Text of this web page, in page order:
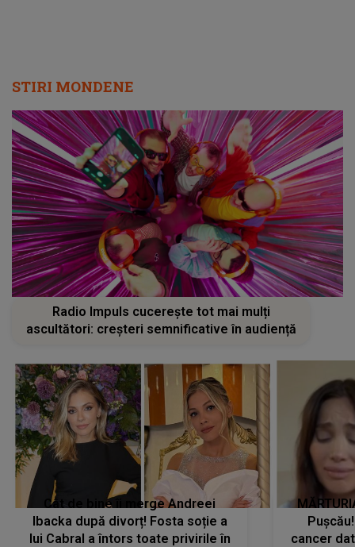
STIRI MONDENE
Radio Impuls cucerește tot mai mulți
ascultători: creșteri semnificative în audiență
Cât de bine îi merge Andreei
Ibacka după divorț! Fosta soție a
lui Cabral a întors toate privirile în
cancer